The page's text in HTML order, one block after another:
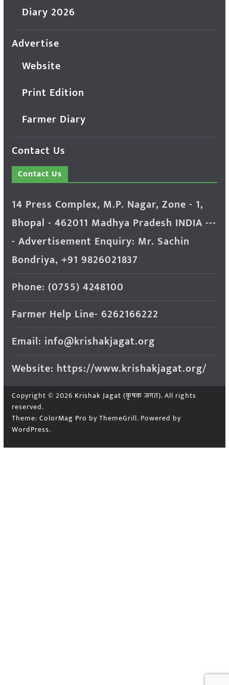
Diary 2026
Advertise
Website
Print Edition
Farmer Diary
Contact Us
Contact Us
14 Press Complex, M.P. Nagar, Zone - 1,
Bhopal - 462011 Madhya Pradesh INDIA ---
- Advertisement Enquiry: Mr. Sachin
Bondriya, +91 9826021837
Phone: (0755) 4248100
Farmer Help Line- 6262166222
Email: info@krishakjagat.org
Website: https://www.krishakjagat.org/
Copyright © 2026 Krishak Jagat (कृषक जगत). All rights
reserved.
Theme: ColorMag Pro by ThemeGrill. Powered by
WordPress.